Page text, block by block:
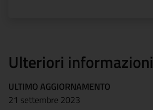
Ulteriori informazioni
ULTIMO AGGIORNAMENTO
21 settembre 2023